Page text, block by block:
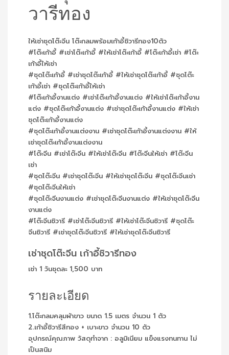
วารีทอง
ให้เช่าชุดโต๊ะจีน โต๊ะกลมพร้อมเก้าอี้ชิวารีทอง10ตัว
#โต๊ะเก้าอี้ #เช่าโต๊ะเก้าอี้ #ให้เช่าโต๊ะเก้าอี้ #โต๊ะเก้าอี้เช่า #โต๊ะ
เก้าอี้ให้เช่า
#ชุดโต๊ะเก้าอี้ #เช่าชุดโต๊ะเก้าอี้ #ให้เช่าชุดโต๊ะเก้าอี้ #ชุดโต๊ะ
เก้าอี้เช่า #ชุดโต๊ะเก้าอี้ให้เช่า
#โต๊ะเก้าอี้งานแต่ง #เช่าโต๊ะเก้าอี้งานแต่ง #ให้เช่าโต๊ะเก้าอี้งาน
แต่ง #ชุดโต๊ะเก้าอี้งานแต่ง #เช่าชุดโต๊ะเก้าอี้งานแต่ง #ให้เช่า
ชุดโต๊ะเก้าอี้งานแต่ง
#ชุดโต๊ะเก้าอี้งานแต่งงาน #เช่าชุดโต๊ะเก้าอี้งานแต่งงาน #ให้
เช่าชุดโต๊ะเก้าอี้งานแต่งงาน
#โต๊ะจีน #เช่าโต๊ะจีน #ให้เช่าโต๊ะจีน #โต๊ะจีนให้เช่า #โต๊ะจีน
เช่า
#ชุดโต๊ะจีน #เช่าชุดโต๊ะจีน #ให้เช่าชุดโต๊ะจีน #ชุดโต๊ะจีนเช่า
#ชุดโต๊ะจีนให้เช่า
#ชุดโต๊ะจีนงานแต่ง #เช่าชุดโต๊ะจีนงานแต่ง #ให้เช่าชุดโต๊ะจีน
งานแต่ง
#โต๊ะจีนชิวารี #เช่าโต๊ะจีนชิวารี #ให้เช่าโต๊ะจีนชิวารี #ชุดโต๊ะ
จีนชิวารี #เช่าชุดโต๊ะจีนชิวารี #ให้เช่าชุดโต๊ะจีนชิวารี
เช่าชุดโต๊ะจีน เก้าอี้ชิวารีทอง
เช่า 1 วันชุดละ 1,500 บาท
รายละเอียด
1.โต๊ะกลมคลุมผ้าขาว ขนาด 1.5 เมตร จำนวน 1 ตัว
2.เก้าอี้ชิวารีสีทอง + เบาะขาว จำนวน 10 ตัว
อุปกรณ์คุณภาพ วัสดุทำจาก : อลูมิเนียม แข็งแรงทนทาน ไม่
เป็นสนิม